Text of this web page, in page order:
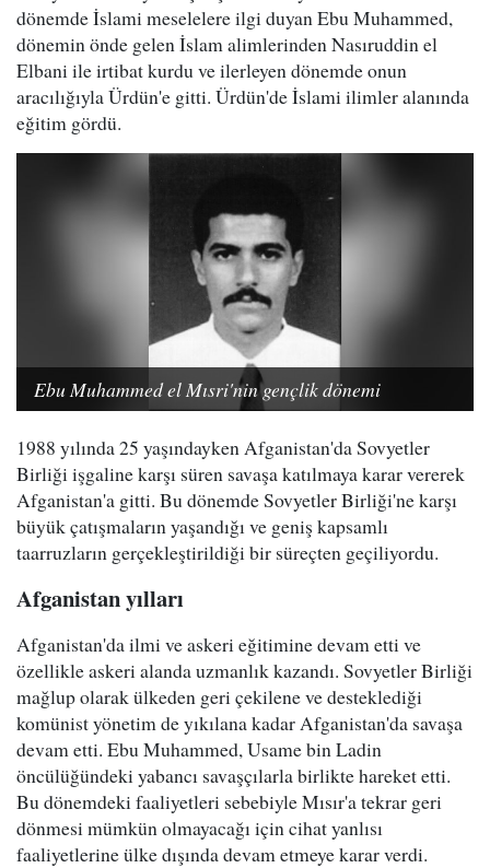
dönemde İslami meselelere ilgi duyan Ebu Muhammed,
dönemin önde gelen İslam alimlerinden Nasıruddin el
Elbani ile irtibat kurdu ve ilerleyen dönemde onun
aracılığıyla Ürdün'e gitti. Ürdün'de İslami ilimler alanında
eğitim gördü.
Ebu Muhammed el Mısri'nin gençlik dönemi
1988 yılında 25 yaşındayken Afganistan'da Sovyetler
Birliği işgaline karşı süren savaşa katılmaya karar vererek
Afganistan'a gitti. Bu dönemde Sovyetler Birliği'ne karşı
büyük çatışmaların yaşandığı ve geniş kapsamlı
taarruzların gerçekleştirildiği bir süreçten geçiliyordu.
Afganistan yılları
Afganistan'da ilmi ve askeri eğitimine devam etti ve
özellikle askeri alanda uzmanlık kazandı. Sovyetler Birliği
mağlup olarak ülkeden geri çekilene ve desteklediği
komünist yönetim de yıkılana kadar Afganistan'da savaşa
devam etti. Ebu Muhammed, Usame bin Ladin
öncülüğündeki yabancı savaşçılarla birlikte hareket etti.
Bu dönemdeki faaliyetleri sebebiyle Mısır'a tekrar geri
dönmesi mümkün olmayacağı için cihat yanlısı
faaliyetlerine ülke dışında devam etmeye karar verdi.